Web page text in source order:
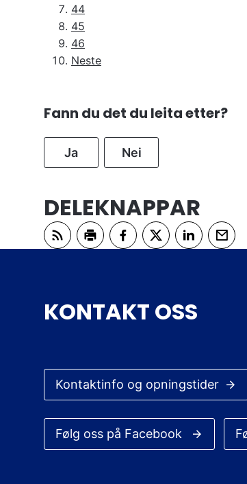
44
45
46
Neste
Fann du det du leita etter?
Ja Nei
DELEKNAPPAR
KONTAKT OSS
Kontaktinfo og opningstider
Følg oss på Facebook